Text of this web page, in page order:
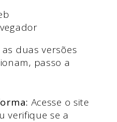
duas versões
passo a
Acesse o site
verifique se a